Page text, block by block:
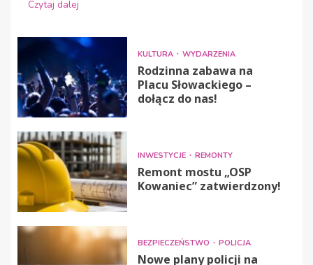
Czytaj dalej
KULTURA WYDARZENIA
Rodzinna zabawa na
Placu Słowackiego –
dołącz do nas!
INWESTYCJE REMONTY
Remont mostu „OSP
Kowaniec” zatwierdzony!
BEZPIECZEŃSTWO POLICJA
Nowe plany policji na